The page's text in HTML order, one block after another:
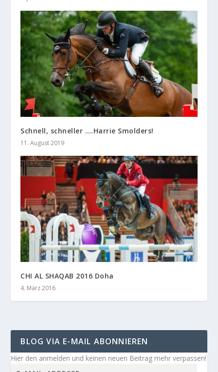
Schnell, schneller ….Harrie Smolders!
11. August 2019
CHI AL SHAQAB 2016 Doha
4. März 2016
BLOG VIA E-MAIL ABONNIEREN
Hier den anmelden und keinen neuen Beitrag mehr verpassen!